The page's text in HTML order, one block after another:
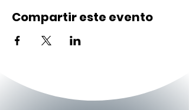
Compartir este evento